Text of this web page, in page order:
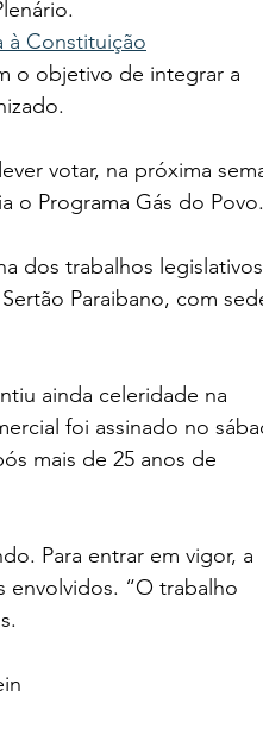
à Constituição
o objetivo de integrar a
votar, na próxima
o Programa Gás do
dos trabalhos
Paraibano, com
ainda celeridade na
foi assinado no
mais de 25 anos de
Para entrar em vigor, a
envolvidos. “O trabalho